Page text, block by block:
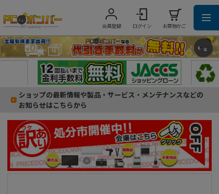
会員登録 ログイン お買物かご
ショップの最新情報や製品・サービス・メンテナンスなどの
お知らせはこちらから